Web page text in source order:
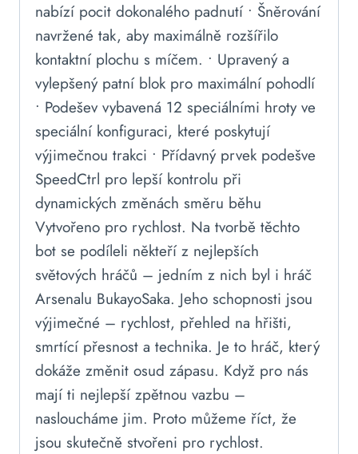
nabízí pocit dokonalého padnutí • Šněrování
navržené tak, aby maximálně rozšířilo
kontaktní plochu s míčem. • Upravený a
vylepšený patní blok pro maximální pohodlí
• Podešev vybavená 12 speciálními hroty ve
speciální konfiguraci, které poskytují
výjimečnou trakci • Přídavný prvek podešve
SpeedCtrl pro lepší kontrolu při
dynamických změnách směru běhu
Vytvořeno pro rychlost. Na tvorbě těchto
bot se podíleli někteří z nejlepších
světových hráčů – jedním z nich byl i hráč
Arsenalu BukayoSaka. Jeho schopnosti jsou
výjimečné – rychlost, přehled na hřišti,
smrtící přesnost a technika. Je to hráč, který
dokáže změnit osud zápasu. Když pro nás
mají ti nejlepší zpětnou vazbu –
nasloucháme jim. Proto můžeme říct, že
jsou skutečně stvořeni pro rychlost.